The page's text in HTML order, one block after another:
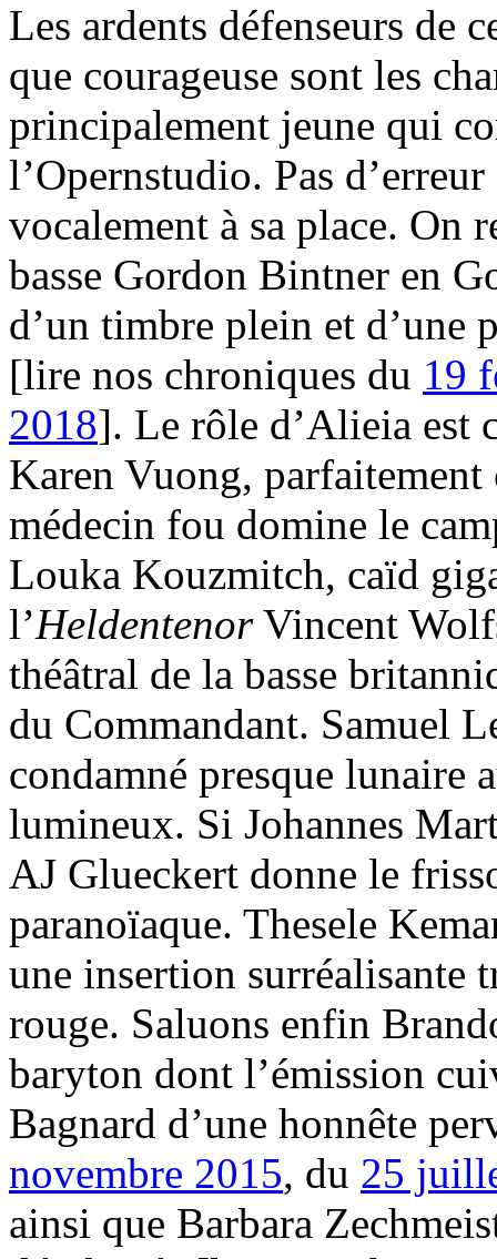
Les ardents défenseurs de
que courageuse sont les
principalement jeune qui
l’Opernstudio. Pas
vocalement à sa place. On
basse Gordon Bintner en
d’un timbre plein et d’une
[lire nos chroniques du 19
2018]. Le rôle d’Alieia est
Karen Vuong,
médecin fou domine le
Louka Kouzmitch, caïd
l’HeldentenorVincent
théâtral de la basse
du Commandant. Samuel
condamné presque lunaire
lumineux. Si Johannes
AJ Glueckert donne le
paranoïaque. Thesele
une insertion surréalisante
rouge. Saluons enfin
baryton dont l’émission
Bagnard d’une honnête
novembre 2015, du 25
ainsi que Barbara